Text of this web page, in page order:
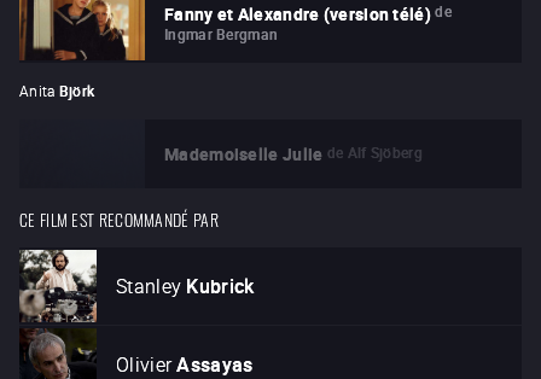
Fanny et Alexandre (version télé) de
Ingmar Bergman
Anita Björk
Mademoiselle Julie de Alf Sjöberg
CE FILM EST RECOMMANDÉ PAR
Stanley Kubrick
OlivierAssayas